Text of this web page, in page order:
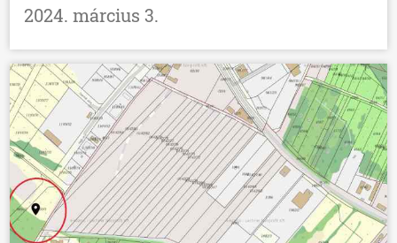
ÖNKORMÁNYZAT
ÜGYINTÉZÉS
KÖZÖSSÉG
2024. március 3.